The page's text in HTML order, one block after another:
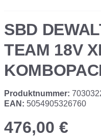
SBD
TEAM 18V
Produktnummer:
EAN: 5054905326760
476,00 €